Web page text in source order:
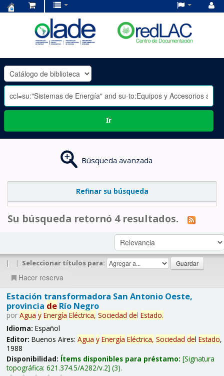
OLADE
-
Ir
Búsqueda avanzada
Refinar su búsqueda
Su búsqueda retornó 4 resultados.
| | Seleccionar títulos para:
Hacer reserva
Estación transformadora San Antonio Oeste,
provincia deRío Negro
por Agua y Energía Eléctrica, Sociedad del Estado.
Idioma: Español
Editor: Buenos Aires: Agua y Energía Eléctrica, Sociedad del Estado,
1988
Disponibilidad: Ítems disponibles para préstamo: Signatura
topográfica: 621.374.5/A282/v.2 (3).